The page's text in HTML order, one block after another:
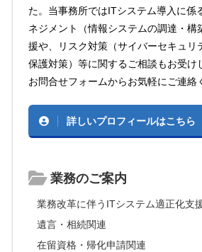
た。当事務所ではITシステム導入に係
ネジメント（情報システムの調達・構
援や、リスク対策（サイバーセキュリ
保護対策）等に関するご相談もお受け
お問合せフォームからお気軽にご連絡
詳しいプロフィールはこちら
業務のご案内
業務改革に伴うITシステム適正化支
遺言・相続関連
在留資格・帰化申請関連